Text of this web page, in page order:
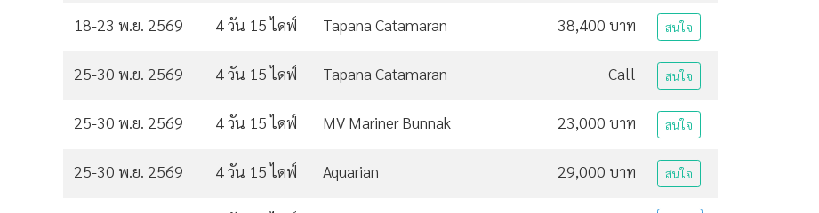
18-23 พ.ย. 2569 4 วัน 15 ไดฟ์ Tapana Catamaran 38,400 บาท สนใจ
25-30 พ.ย. 2569 4 วัน 15 ไดฟ์ Tapana Catamaran Call สนใจ
25-30 พ.ย. 2569 4 วัน 15 ไดฟ์ MV Mariner Bunnak 23,000 บาท สนใจ
25-30 พ.ย. 2569 4 วัน 15 ไดฟ์ Aquarian 29,000 บาท สนใจ